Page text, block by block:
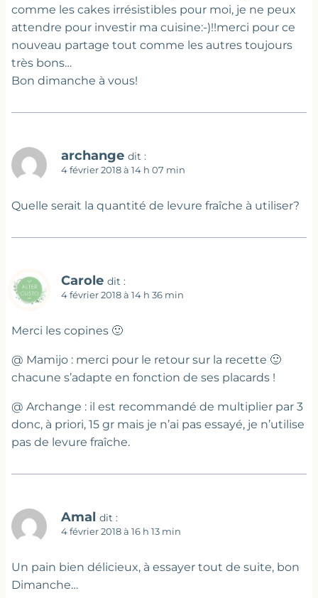
comme les cakes irrésistibles pour moi, je ne peux
attendre pour investir ma cuisine:-)!!merci pour ce
nouveau partage tout comme les autres toujours
très bons…
Bon dimanche à vous!
archange dit :
4 février 2018 à 14 h 07 min
Quelle serait la quantité de levure fraîche à utiliser?
Carole dit :
4 février 2018 à 14 h 36 min
Merci les copines 🙂
@ Mamijo : merci pour le retour sur la recette 🙂
chacune s’adapte en fonction de ses placards !
@ Archange : il est recommandé de multiplier par 3
donc, à priori, 15 gr mais je n’ai pas essayé, je n’utilise
pas de levure fraîche.
Amal dit :
4 février 2018 à 16 h 13 min
Un pain bien délicieux, à essayer tout de suite, bon
Dimanche…